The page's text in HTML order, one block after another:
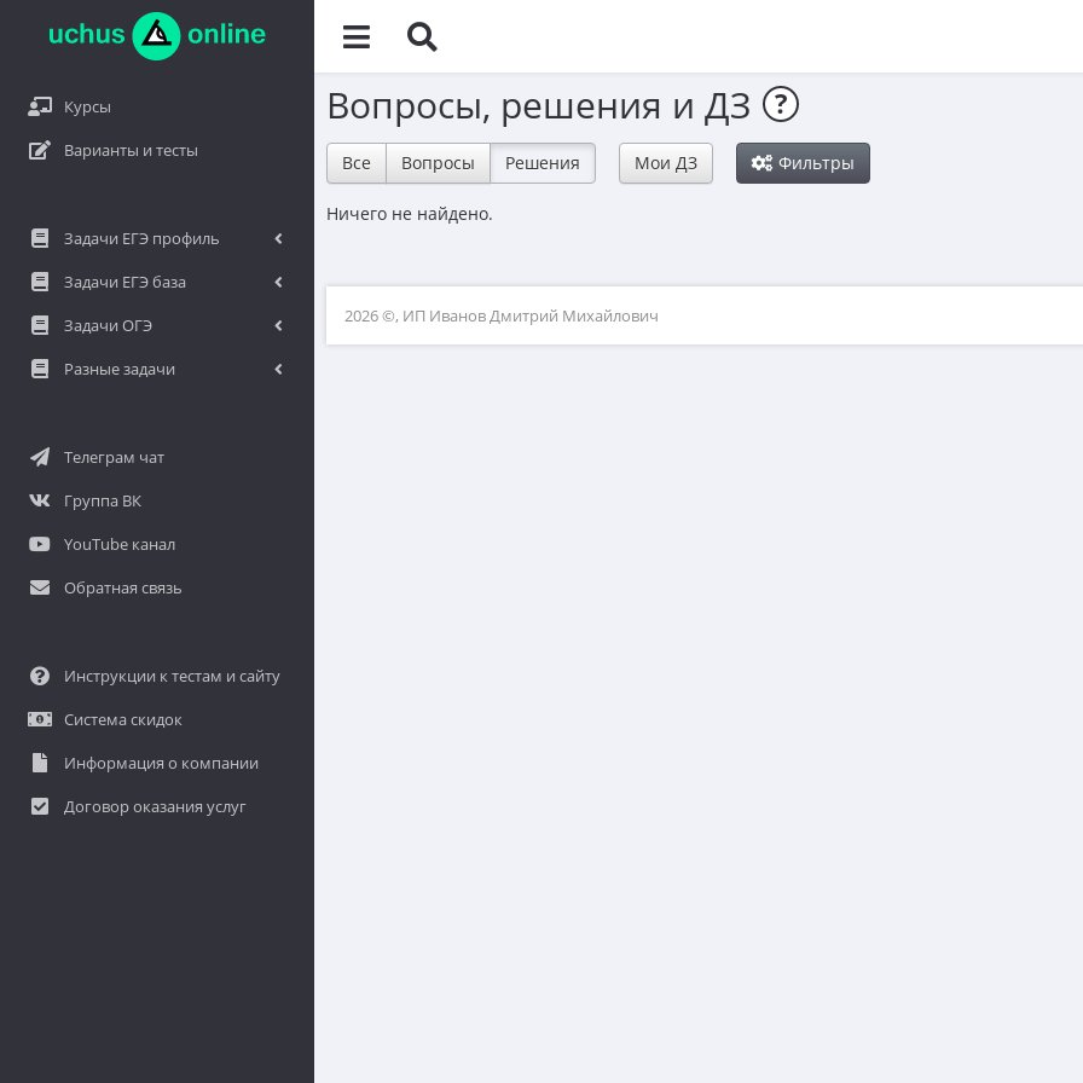
Курсы
Варианты и тесты
Задачи ЕГЭ профиль
Задачи ЕГЭ база
Задачи ОГЭ
Разные задачи
Телеграм чат
Группа ВК
YouTube канал
Обратная связь
Инструкции к тестам и сайту
Система скидок
Информация о компании
Договор оказания услуг
Вопросы, решения и ДЗ ?
Все Вопросы Решения Мои ДЗ Фильтры
Ничего не найдено.
2026 ©, ИП Иванов Дмитрий Михайлович